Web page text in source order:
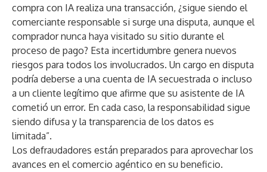
compra con IA realiza una transacción, ¿sigue siendo el
comerciante responsable si surge una disputa, aunque el
comprador nunca haya visitado su sitio durante el
proceso de pago? Esta incertidumbre genera nuevos
riesgos para todos los involucrados. Un cargo en disputa
podría deberse a una cuenta de IA secuestrada o incluso
a un cliente legítimo que afirme que su asistente de IA
cometió un error. En cada caso, la responsabilidad sigue
siendo difusa y la transparencia de los datos es
limitada”.
Los defraudadores están preparados para aprovechar los
avances en el comercio agéntico en su beneficio.